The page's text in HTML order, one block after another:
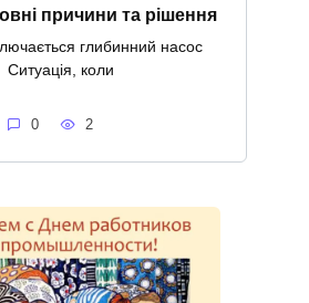
причини та рішення
глибинний насос
Ситуація, коли
0 2